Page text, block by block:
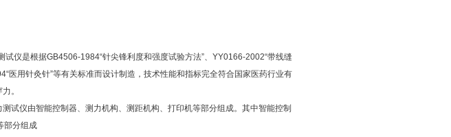
仪是根据GB4506-1984“针尖锋利度和强度试验方法”、YY0166-2002“带线缝
医用针灸针”等有关标准而设计制造，技术性能和指标完全符合国家医药行业有
。
试仪由智能控制器、测力机构、测距机构、打印机等部分组成。其中智能控制
部分组成